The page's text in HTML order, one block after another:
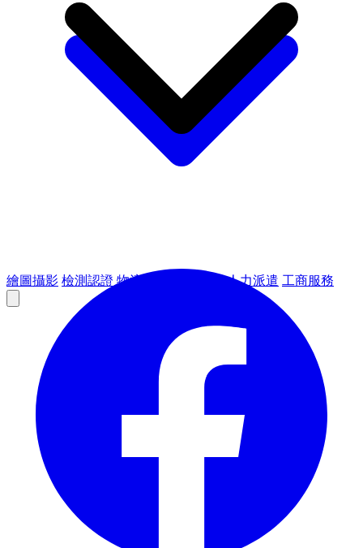
繪圖攝影 檢測認證 物流倉儲 人力派遣 工商服務